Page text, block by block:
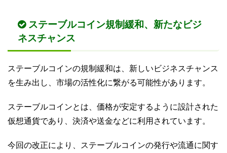
ステーブルコイン規制緩和、新たなビジ
ネスチャンス
ステーブルコインの規制緩和は、新しいビジネスチャンス
を生み出し、市場の活性化に繋がる可能性があります。
ステーブルコインとは、価格が安定するように設計された
仮想通貨であり、決済や送金などに利用されています。
今回の改正により、ステーブルコインの発行や流通に関す